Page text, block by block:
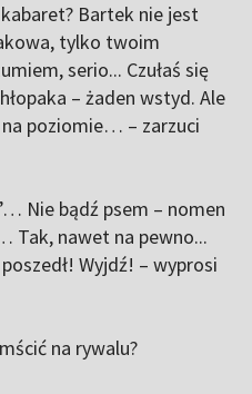
Bartek nie jest
tylko twoim
serio... Czułaś się
– żaden wstyd. Ale
poziomie… – zarzuci
Nie bądź psem – nomen
Tak, nawet na pewno...
Wyjdź! – wyprosi
na rywalu?